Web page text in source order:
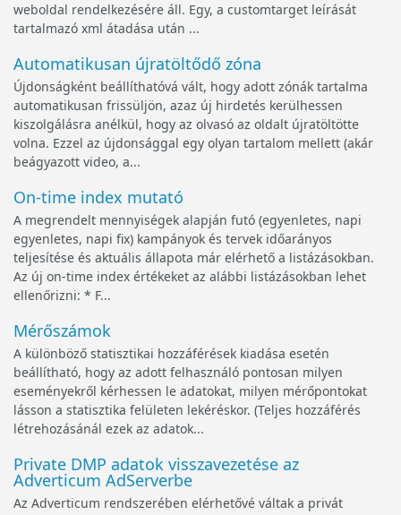
weboldal rendelkezésére áll. Egy, a customtarget leírását
tartalmazó xml átadása után ...
Automatikusan újratöltődő zóna
Újdonságként beállíthatóvá vált, hogy adott zónák tartalma
automatikusan frissüljön, azaz új hirdetés kerülhessen
kiszolgálásra anélkül, hogy az olvasó az oldalt újratöltötte
volna. Ezzel az újdonsággal egy olyan tartalom mellett (akár
beágyazott video, a...
On-time index mutató
A megrendelt mennyiségek alapján futó (egyenletes, napi
egyenletes, napi fix) kampányok és tervek időarányos
teljesítése és aktuális állapota már elérhető a listázásokban.
Az új on-time index értékeket az alábbi listázásokban lehet
ellenőrizni: * F...
Mérőszámok
A különböző statisztikai hozzáférések kiadása esetén
beállítható, hogy az adott felhasználó pontosan milyen
eseményekről kérhessen le adatokat, milyen mérőpontokat
lásson a statisztika felületen lekéréskor. (Teljes hozzáférés
létrehozásánál ezek az adatok...
Private DMP adatok visszavezetése az
Adverticum AdServerbe
Az Adverticum rendszerében elérhetővé váltak a privát